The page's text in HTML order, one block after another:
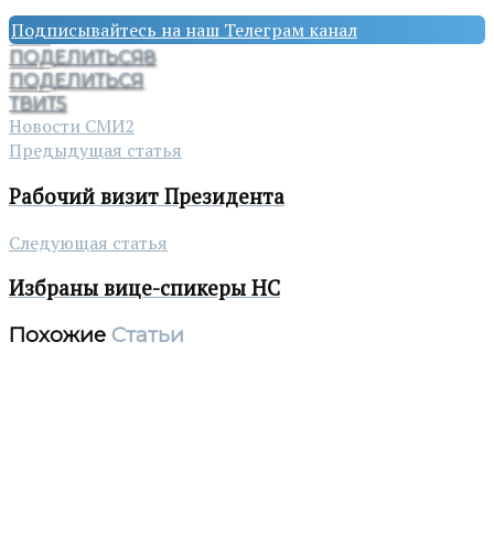
Подписывайтесь на наш Телеграм канал
ПОДЕЛИТЬСЯ8
ПОДЕЛИТЬСЯ
ТВИТ5
Новости СМИ2
Предыдущая статья
Рабочий визит Президента
Следующая статья
Избраны вице-спикеры НС
Похожие Статьи